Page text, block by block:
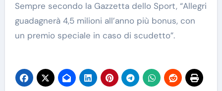
Sempre secondo la Gazzetta dello Sport, “Allegri
guadagnerà 4,5 milioni all’anno più bonus, con
un premio speciale in caso di scudetto”.